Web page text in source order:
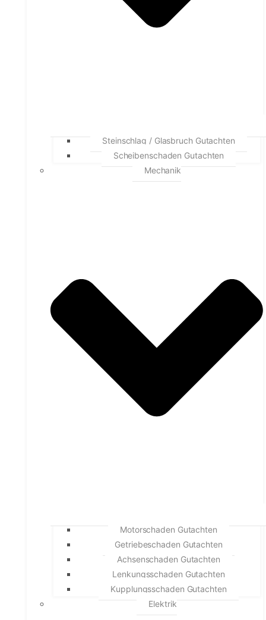
Steinschlag / Glasbruch Gutachten
Scheibenschaden Gutachten
Mechanik
Motorschaden Gutachten
Getriebeschaden Gutachten
Achsenschaden Gutachten
Lenkungsschaden Gutachten
Kupplungsschaden Gutachten
Elektrik